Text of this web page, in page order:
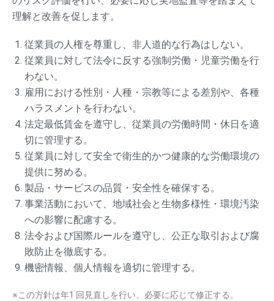
理解と改善を促します。
従業員の人権を尊重し、非人道的な行為はしない。
従業員に対して法令に反する強制労働・児童労働を行
わない。
雇用における性別・人種・宗教等による差別や、各種
ハラスメントを行わない。
法定最低賃金を遵守し、従業員の労働時間・休日を適
切に管理する。
従業員に対して安全で衛生的かつ健康的な労働環境の
提供に努める。
製品・サービスの品質・安全性を確保する。
事業活動において、地域社会と生物多様性・環境汚染
への影響に配慮する。
法令および国際ルールを遵守し、公正な取引および腐
敗防止を徹底する。
機密情報、個人情報を適切に管理する。
※この方針は年1 回見直しを行い、必要に応じて修正する。